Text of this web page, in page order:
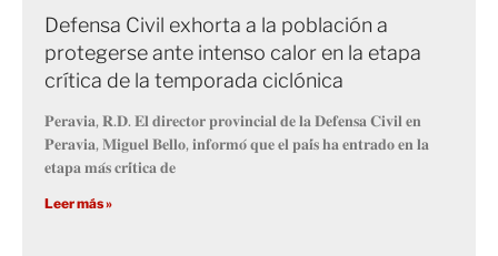
Defensa Civil exhorta a la población a
protegerse ante intenso calor en la etapa
crítica de la temporada ciclónica
𝐏𝐞𝐫𝐚𝐯𝐢𝐚, 𝐑.𝐃. 𝐄𝐥 𝐝𝐢𝐫𝐞𝐜𝐭𝐨𝐫 𝐩𝐫𝐨𝐯𝐢𝐧𝐜𝐢𝐚𝐥 𝐝𝐞 𝐥𝐚 𝐃𝐞𝐟𝐞𝐧𝐬𝐚 𝐂𝐢𝐯𝐢𝐥 𝐞𝐧
𝐏𝐞𝐫𝐚𝐯𝐢𝐚, 𝐌𝐢𝐠𝐮𝐞𝐥 𝐁𝐞𝐥𝐥𝐨, 𝐢𝐧𝐟𝐨𝐫𝐦𝐨́ 𝐪𝐮𝐞 𝐞𝐥 𝐩𝐚𝐢́𝐬 𝐡𝐚 𝐞𝐧𝐭𝐫𝐚𝐝𝐨 𝐞𝐧 𝐥𝐚
𝐞𝐭𝐚𝐩𝐚 𝐦𝐚́𝐬 𝐜𝐫𝐢́𝐭𝐢𝐜𝐚 𝐝𝐞
Leer más »